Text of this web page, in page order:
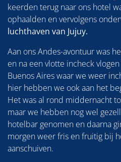
keerden terug naar ons hotel
ophaalden en vervolgens
luchthaven van Jujuy.
Aan ons Andes-avontuur was
en na een vlotte incheck
Buenos Aires waar we weer
hier hebben we ook aan het
Het was al rond middernacht
maar we hebben nog wel
hotelbar genomen en daarna
morgen weer fris en fruitig bij
aanschuiven.